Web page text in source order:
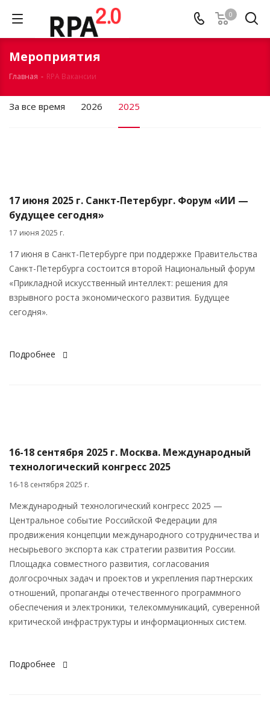
0
Мероприятия
Главная - RPA Вакансии
За все время 2026 2025
17 июня 2025 г. Санкт-Петербург. Форум «ИИ —
будущее сегодня»
17 июня 2025 г.
17 июня в Санкт-Петербурге при поддержке Правительства
Санкт-Петербурга состоится второй Национальный форум
«Прикладной искусственный интеллект: решения для
взрывного роста экономического развития. Будущее
сегодня».
Подробнее
16-18 сентября 2025 г. Москва. Международный
технологический конгресс 2025
16-18 сентября 2025 г.
Международный технологический конгресс 2025 —
Центральное событие Российской Федерации для
продвижения концепции международного сотрудничества и
несырьевого экспорта как стратегии развития России.
Площадка совместного развития, согласования
долгосрочных задач и проектов и укрепления партнерских
отношений, пропаганды отечественного программного
обеспечения и электроники, телекоммуникаций, суверенной
критической инфраструктуры и информационных систем.
Подробнее